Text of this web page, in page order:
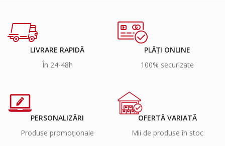
LIVRARE RAPIDĂ
În 24-48h
PLĂȚI ONLINE
100% securizate
PERSONALIZĂRI
Produse promoționale
OFERTĂ VARIATĂ
Mii de produse în stoc